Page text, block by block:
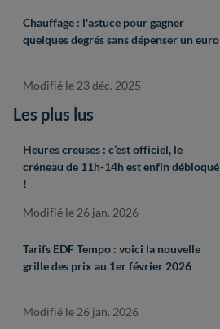
Chauffage : l'astuce pour gagner
quelques degrés sans dépenser un euro
Modifié le 23 déc. 2025
Les plus lus
Heures creuses : c’est officiel, le
créneau de 11h-14h est enfin débloqué
!
Modifié le 26 jan. 2026
Tarifs EDF Tempo : voici la nouvelle
grille des prix au 1er février 2026
Modifié le 26 jan. 2026